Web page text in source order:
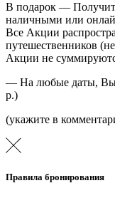
В подарок —
наличными или
Все Акции
путешественников
Акции не
— На любые даты, Вы
р.)
(укажите в
Правила бронирования